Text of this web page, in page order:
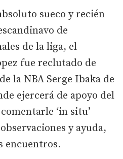
sueco y recién
de
de la liga, el
fue reclutado de
la NBA Serge Ibaka de
ejercerá de apoyo del
‘in situ’
y ayuda,
encuentros.